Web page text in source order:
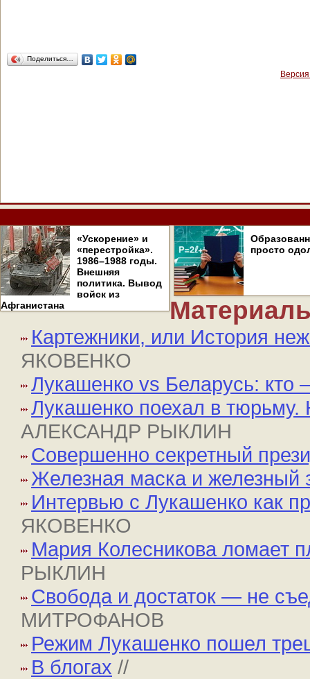
Поделиться…
«Ускорение» и
«перестройка».
1986–1988 годы.
Внешняя
политика. Вывод
войск из
Афганистана
просто
Картежники, или История
ЯКОВЕНКО
Лукашенко vs Беларусь: кто
Лукашенко поехал в тюрьму.
АЛЕКСАНДР РЫКЛИН
Совершенно секретный
Железная маска и железный
Интервью с Лукашенко как
ЯКОВЕНКО
Мария Колесникова ломает
РЫКЛИН
Свобода и достаток — не
МИТРОФАНОВ
Режим Лукашенко пошел
В блогах //